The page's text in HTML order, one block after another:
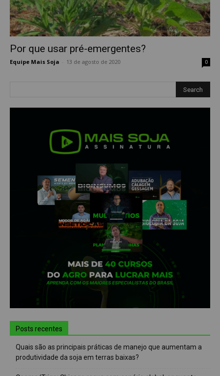
Por que usar pré-emergentes?
Equipe Mais Soja 13 de agosto de 2020 0
Posts recentes
Quais são as principais práticas de manejo que aumentam a
produtividade da soja em terras baixas?